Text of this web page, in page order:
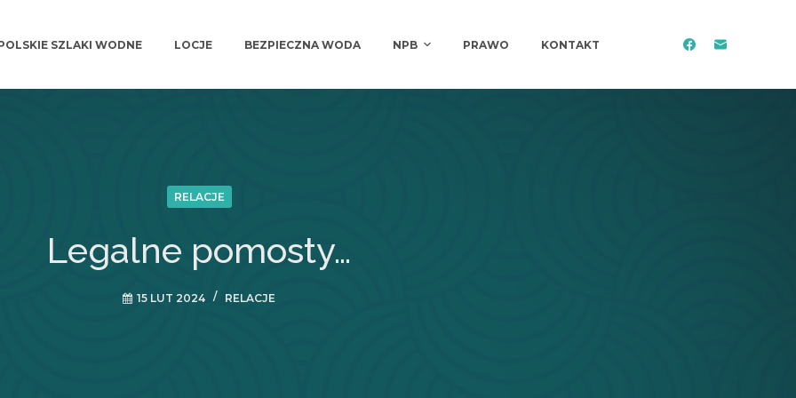
SZLAKI WODNE LOCJE BEZPIECZNA WODA NPB PRAWO KONTAKT
RELACJE
Legalne pomosty…
15 LUT 2024 RELACJE